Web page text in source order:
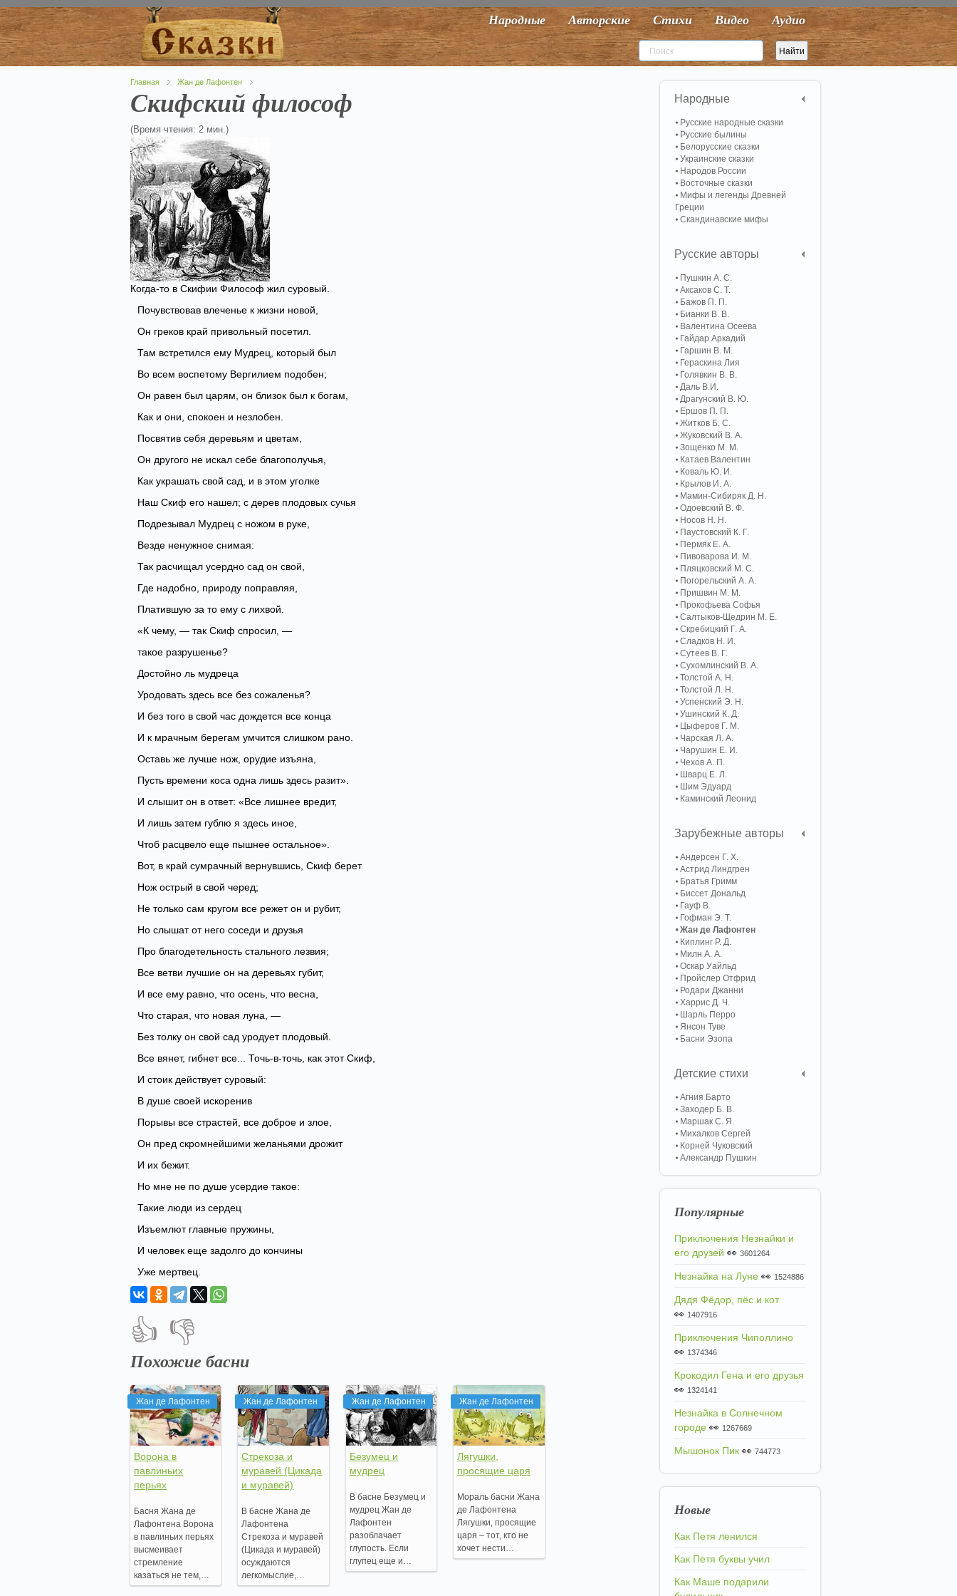
Народные Авторские Стихи Видео Аудио
Главная Жан де Лафонтен
Скифский философ
(Время чтения: 2 мин.)
Когда-то в Скифии Философ жил суровый.
Почувствовав влеченье к жизни новой,
Он греков край привольный посетил.
Там встретился ему Мудрец, который был
Во всем воспетому Вергилием подобен;
Он равен был царям, он близок был к богам,
Как и они, спокоен и незлобен.
Посвятив себя деревьям и цветам,
Он другого не искал себе благополучья,
Как украшать свой сад, и в этом уголке
Наш Скиф его нашел; с дерев плодовых сучья
Подрезывал Мудрец с ножом в руке,
Везде ненужное снимая:
Так расчищал усердно сад он свой,
Где надобно, природу поправляя,
Платившую за то ему с лихвой.
«К чему, — так Скиф спросил, —
такое разрушенье?
Достойно ль мудреца
Уродовать здесь все без сожаленья?
И без того в свой час дождется все конца
И к мрачным берегам умчится слишком рано.
Оставь же лучше нож, орудие изъяна,
Пусть времени коса одна лишь здесь разит».
И слышит он в ответ: «Все лишнее вредит,
И лишь затем гублю я здесь иное,
Чтоб расцвело еще пышнее остальное».
Вот, в край сумрачный вернувшись, Скиф берет
Нож острый в свой черед;
Не только сам кругом все режет он и рубит,
Но слышат от него соседи и друзья
Про благодетельность стального лезвия;
Все ветви лучшие он на деревьях губит,
И все ему равно, что осень, что весна,
Что старая, что новая луна, —
Без толку он свой сад уродует плодовый.
Все вянет, гибнет все... Точь-в-точь, как этот Скиф,
И стоик действует суровый:
В душе своей искоренив
Порывы все страстей, все доброе и злое,
Он пред скромнейшими желаньями дрожит
И их бежит.
Но мне не по душе усердие такое:
Такие люди из сердец
Изъемлют главные пружины,
И человек еще задолго до кончины
Уже мертвец.
👍 👎
Похожие басни
Жан де Лафонтен
Ворона в
павлиньих
перьях
Басня Жана де
Лафонтена Ворона
в павлиньих перьях
высмеивает
стремление
казаться не тем,…
Жан де Лафонтен
Стрекоза и
муравей (Цикада
и муравей)
В басне Жана де
Лафонтена
Стрекоза и муравей
(Цикада и муравей)
осуждаются
легкомыслие,…
Жан де Лафонтен
Безумец и
мудрец
В басне Безумец и
мудрец Жан де
Лафонтен
разоблачает
глупость. Если
глупец еще и…
Жан де Лафонтен
Лягушки,
просящие царя
Мораль басни Жана
де Лафонтена
Лягушки, просящие
царя – тот, кто не
хочет нести…
Народные
Русские народные сказки
Русские былины
Белорусские сказки
Украинские сказки
Народов России
Восточные сказки
Мифы и легенды Древней
Греции
Скандинавские мифы
Русские авторы
Пушкин А. С.
Аксаков С. Т.
Бажов П. П.
Бианки В. В.
Валентина Осеева
Гайдар Аркадий
Гаршин В. М.
Гераскина Лия
Голявкин В. В.
Даль В.И.
Драгунский В. Ю.
Ершов П. П.
Житков Б. С.
Жуковский В. А.
Зощенко М. М.
Катаев Валентин
Коваль Ю. И.
Крылов И. А.
Мамин-Сибиряк Д. Н.
Одоевский В. Ф.
Носов Н. Н.
Паустовский К. Г.
Пермяк Е. А.
Пивоварова И. М.
Пляцковский М. С.
Погорельский А. A.
Пришвин М. М.
Прокофьева Софья
Салтыков-Щедрин М. Е.
Скребицкий Г. А.
Сладков Н. И.
Сутеев В. Г.
Сухомлинский В. А.
Толстой А. Н.
Толстой Л. Н.
Успенский Э. Н.
Ушинский К. Д.
Цыферов Г. М.
Чарская Л. А.
Чарушин Е. И.
Чехов А. П.
Шварц Е. Л.
Шим Эдуард
Каминский Леонид
Зарубежные авторы
Андерсен Г. Х.
Астрид Линдгрен
Братья Гримм
Биссет Дональд
Гауф В.
Гофман Э. Т.
Жан де Лафонтен
Киплинг Р. Д.
Милн А. А.
Оскар Уайльд
Пройслер Отфрид
Родари Джанни
Харрис Д. Ч.
Шарль Перро
Янсон Туве
Басни Эзопа
Детские стихи
Агния Барто
Заходер Б. В.
Маршак С. Я.
Михалков Сергей
Корней Чуковский
Александр Пушкин
Популярные
Приключения Незнайки и
его друзей 👀 3601264
Незнайка на Луне 👀 1524886
Дядя Фёдор, пёс и кот
👀 1407916
Приключения Чиполлино
👀 1374346
Крокодил Гена и его друзья
👀 1324141
Незнайка в Солнечном
городе 👀 1267669
Мышонок Пик 👀 744773
Новые
Как Петя ленился
Как Петя буквы учил
Как Маше подарили